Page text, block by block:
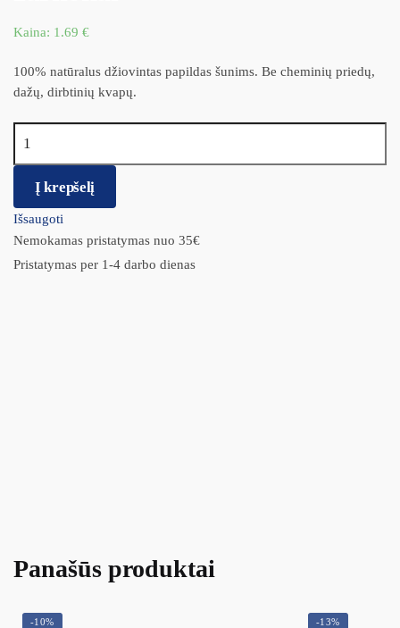
Kaina: 1.69 €
100% natūralus džiovintas papildas šunims. Be cheminių priedų,
dažų, dirbtinių kvapų.
Į krepšelį
Išsaugoti
Nemokamas pristatymas nuo 35€
Pristatymas per 1-4 darbo dienas
Panašūs produktai
-10% -13%